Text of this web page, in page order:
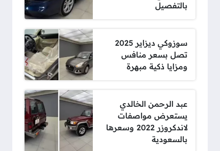
بالتفصيل
سوزوكي ديزاير 2025
تصل بسعر منافس
ومزايا ذكية مبهرة
عبد الرحمن الخالدي
يستعرض مواصفات
لاندكروزر 2022 وسعرها
بالسعودية